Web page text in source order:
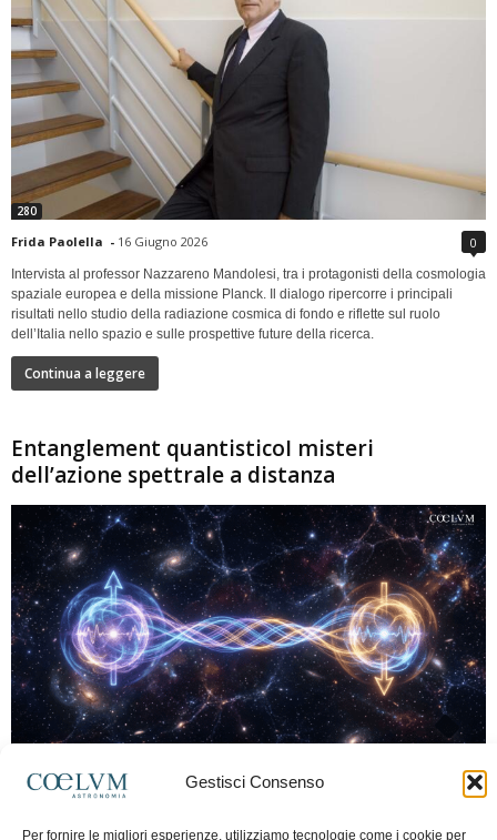
Gestisci Consenso
Per fornire le migliori esperienze, utilizziamo tecnologie come i cookie per
280
Frida Paolella - 16 Giugno 2026 0
Intervista al professor Nazzareno Mandolesi, tra i protagonisti della cosmologia
spaziale europea e della missione Planck. Il dialogo ripercorre i principali
risultati nello studio della radiazione cosmica di fondo e riflette sul ruolo
dell’Italia nello spazio e sulle prospettive future della ricerca.
Continua a leggere
Entanglement quantisticoI misteri
dell’azione spettrale a distanza
Marco Lorrai - 15 Giugno 2026 0
moderna: due particelle possono mostrare correlazioni che sembrano ignorare